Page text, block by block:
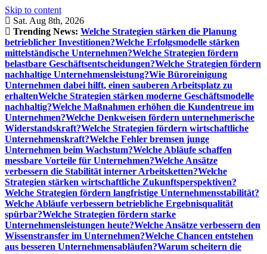
Skip to content
Sat. Aug 8th, 2026
Trending News: Welche Strategien stärken die Planung
betrieblicher Investitionen?Welche Erfolgsmodelle stärken
mittelständische Unternehmen?Welche Strategien fördern
belastbare Geschäftsentscheidungen?Welche Strategien fördern
nachhaltige Unternehmensleistung?Wie Büroreinigung
Unternehmen dabei hilft, einen sauberen Arbeitsplatz zu
erhaltenWelche Strategien stärken moderne Geschäftsmodelle
nachhaltig?Welche Maßnahmen erhöhen die Kundentreue im
Unternehmen?Welche Denkweisen fördern unternehmerische
Widerstandskraft?Welche Strategien fördern wirtschaftliche
Unternehmenskraft?Welche Fehler bremsen junge
Unternehmen beim Wachstum?Welche Abläufe schaffen
messbare Vorteile für Unternehmen?Welche Ansätze
verbessern die Stabilität interner Arbeitsketten?Welche
Strategien stärken wirtschaftliche Zukunftsperspektiven?
Welche Strategien fördern langfristige Unternehmensstabilität?
Welche Abläufe verbessern betriebliche Ergebnisqualität
spürbar?Welche Strategien fördern starke
Unternehmensleistungen heute?Welche Ansätze verbessern den
Wissenstransfer im Unternehmen?Welche Chancen entstehen
aus besseren Unternehmensabläufen?Warum scheitern die